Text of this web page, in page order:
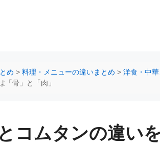
め > 料理・メニューの違いまとめ > 洋食・中
「骨」と「肉」
コムタンの違い